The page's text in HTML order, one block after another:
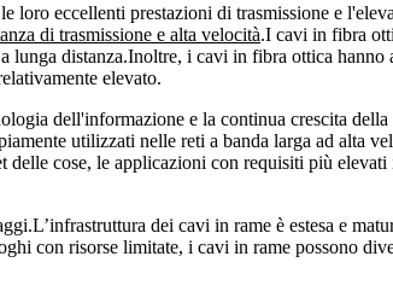
loro eccellenti prestazioni di trasmissione e
di trasmissione e alta velocità.I cavi in ​​fibra
lunga distanza.Inoltre, i cavi in ​​fibra ottica
elevato.
dell'informazione e la continua crescita
utilizzati nelle reti a banda larga ad alta
delle cose, le applicazioni con requisiti più
dei cavi in ​​rame è estesa e
con risorse limitate, i cavi in ​​rame possono